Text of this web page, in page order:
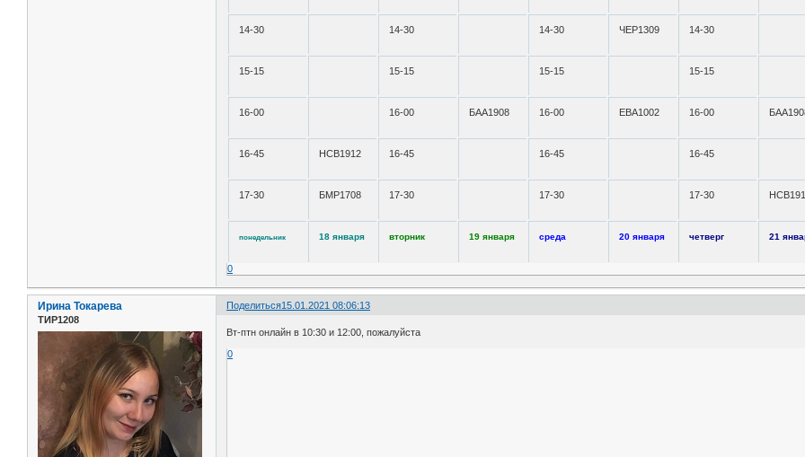
14-30 14-30 14-30 ЧЕР1309 14-30
15-15 15-15 15-15 15-15
16-00 16-00 БАА1908 16-00 ЕВА1002 16-00
16-45 НСВ1912 16-45 16-45 16-45
17-30 БМР1708 17-30 17-30 17-30
понедельник 18 января вторник 19 января среда 20 января четверг 21
0
Поделиться15.01.2021 08:06:13
Ирина Токарева
ТИР1208
Вт-птн онлайн в 10:30 и 12:00, пожалуйста
0